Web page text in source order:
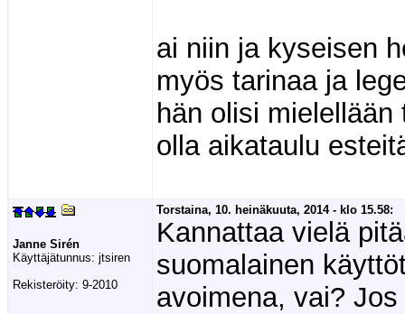
ai niin ja kyseisen
myös tarinaa ja
hän olisi
olla aikataulu
Janne Sirén
Käyttäjätunnus: jtsiren
Rekisteröity: 9-2010
Torstaina, 10. heinäkuuta, 2014 - klo 15.58:
Kannattaa vielä
suomalainen
avoimena, vai?